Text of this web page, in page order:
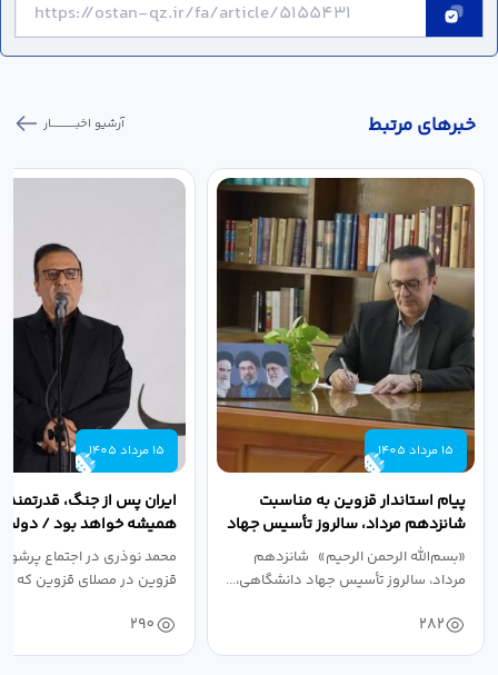
خبر‌های مرتبط آرشیو اخبـــــــــــار
15 مرداد 1405
پیام استاندار قزوین به مناسبت
شانزدهم مرداد، سالروز تأسیس جهاد
دانشگاهی
«بسم‌الله الرحمن الرحیم» شانزدهم
مرداد، سالروز تأسیس جهاد دانشگاهی،...
282
15 مرداد 1405
ایران پس از جنگ،
همیشه خواهد بود / دولت
نبرد اقتصادی،...
محمد نوذری در اجتماع
قزوین در مصلای قزوین که
290